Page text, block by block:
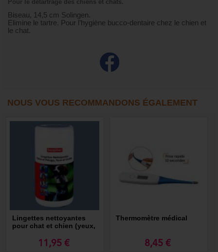
Pour le détartrage des chiens et chats.
Biseau, 14,5 cm Solingen.
Elimine le tartre. Pour l’hygiène bucco-dentaire chez le chien et
le chat.
NOUS VOUS RECOMMANDONS ÉGALEMENT
Lingettes nettoyantes
pour chat et chien (yeux,
11,95 €
Thermomètre médical
8,45 €